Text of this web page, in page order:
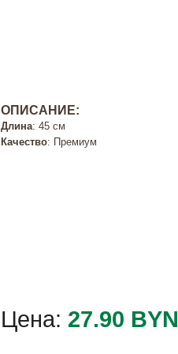
ОПИСАНИЕ:
Длина: 45 см
Качество: Премиум
Цена: 27.90 BYN